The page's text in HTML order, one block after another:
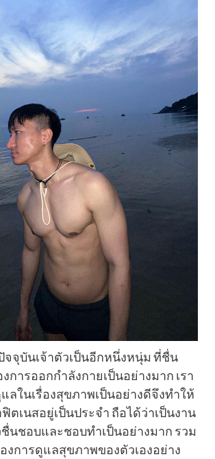
จจุบันเจ้าตัวเป็นอีกหนึ่งหนุ่ม ที่ชื่น
การออกกำลังกายเป็นอย่างมาก เรา
ลในเรื่องสุขภาพเป็นอย่างดีจึงทำให้
ฟิตเนสอยู่เป็นประจำ ถือได้ว่าเป็นงาน
ชื่นชอบและชอบทำเป็นอย่างมาก รวม
งการดูแลสุขภาพของตัวเองอย่าง